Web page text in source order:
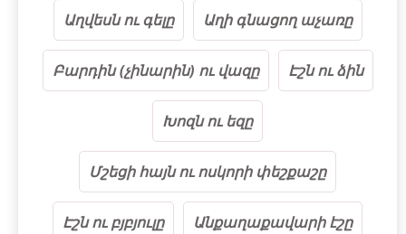
Աղվեսն ու գելը Աղի գնացող աչառը
Բարդին (չինարին) ու վազը Էշն ու ձին
Խոզն ու եզը
Մշեցի հայն ու ոսկորի փեշքաշը
Էշն ու բյբյուլը Անքաղաքավարի էշը